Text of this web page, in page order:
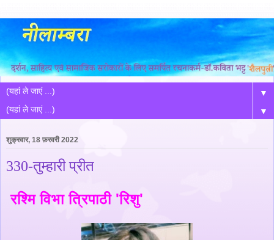
▼
▼
शुक्रवार, 18 फ़रवरी 2022
330-तुम्हारी प्रीत
रश्मि विभा त्रिपाठी 'रिशु'